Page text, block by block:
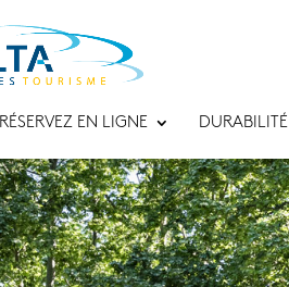
RÉSERVEZ EN LIGNE DURABILITÉ